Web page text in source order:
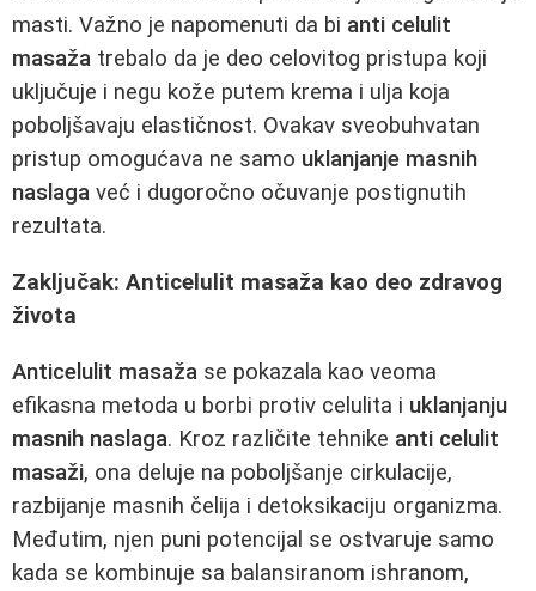
masti. Važno je napomenuti da bi anti celulit
masaža trebalo da je deo celovitog pristupa koji
uključuje i negu kože putem krema i ulja koja
poboljšavaju elastičnost. Ovakav sveobuhvatan
pristup omogućava ne samo uklanjanje masnih
naslaga već i dugoročno očuvanje postignutih
rezultata.
Zaključak: Anticelulit masaža kao deo zdravog
života
Anticelulit masaža se pokazala kao veoma
efikasna metoda u borbi protiv celulita i uklanjanju
masnih naslaga. Kroz različite tehnike anti celulit
masaži, ona deluje na poboljšanje cirkulacije,
razbijanje masnih čelija i detoksikaciju organizma.
Međutim, njen puni potencijal se ostvaruje samo
kada se kombinuje sa balansiranom ishranom,